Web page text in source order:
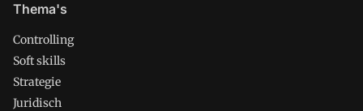
Thema's
Controlling
Soft skills
Strategie
Juridisch